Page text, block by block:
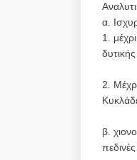
α.
1.
2.
β.